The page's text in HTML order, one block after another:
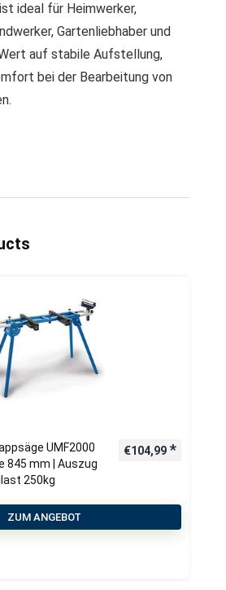
ideal für Heimwerker,
Gartenliebhaber und
auf stabile Aufstellung,
bei der Bearbeitung von
UMF2000
845 mm | Auszug
250kg
€104,99
ZUM ANGEBOT